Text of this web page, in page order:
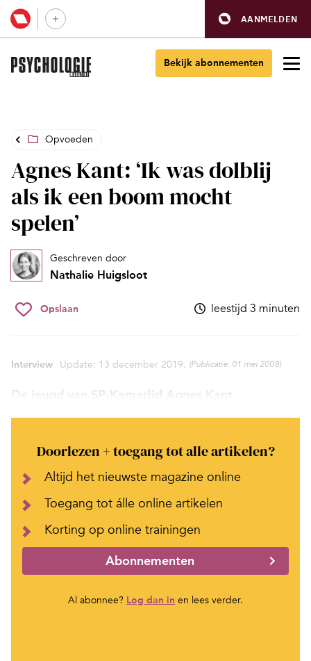
AANMELDEN
Bekijk abonnementen
Opvoeden
Agnes Kant: ‘Ik was dolblij
als ik een boom mocht
spelen’
Geschreven door
Nathalie Huigsloot
Opslaan leestijd 3 minuten
Interview Update: 13 december 2019. (Publicatie: 01 mei 2008)
De jeugd van SP-Kamerlid Agnes Kant
Doorlezen + toegang tot alle artikelen?
Altijd het nieuwste magazine online
Toegang tot álle online artikelen
Korting op online trainingen
Abonnementen
Al abonnee? Log dan in en lees verder.